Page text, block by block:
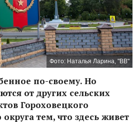
Фото: Наталья Ларина, "ВВ"
по-своему. Но
от других сельских
Гороховецкого
тем, что здесь живет